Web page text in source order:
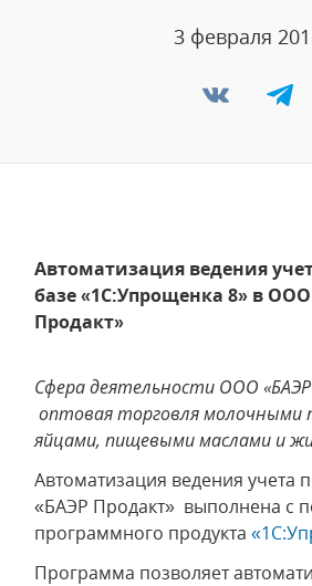
3 февраля
Автоматизация ведения
базе «1С:Упрощенка 8» в
Продакт»
Сфера деятельности ООО
оптовая торговля молочными
яйцами, пищевыми маслами и
Автоматизация ведения
«БАЭР Продакт» выполнена с
программного продукта
Программа позволяет